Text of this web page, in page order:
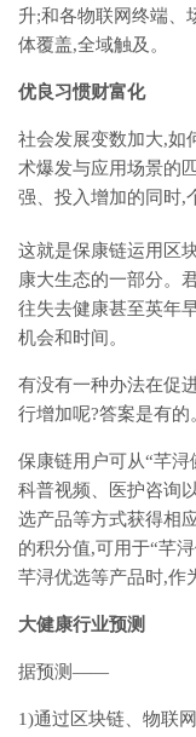
升;和各物联网终端、
体覆盖,全域触及。
优良习惯财富化
社会发展变数加大,如
术爆发与应用场景的
强、投入增加的同时,
这就是保康链运用区
康大生态的一部分。
往失去健康甚至英年
机会和时间。
有没有一种办法在促
行增加呢?答案是有的
保康链用户可从“芊浔
科普视频、医护咨询
选产品等方式获得相
的积分值,可用于“芊
芊浔优选等产品时,作
大健康行业预测
据预测——
1)通过区块链、物联